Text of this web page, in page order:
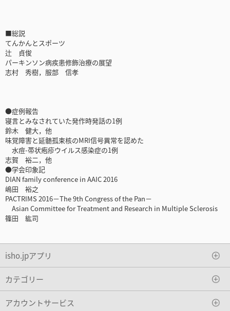
■総説
てんかんとスポーツ
辻 貞俊
パーキンソン病疾患修飾治療の展望
志村 秀樹，服部 信孝
●症例報告
寝言とみなされていた発作時発話の1例
鈴木 健大，他
味覚障害と延髄孤束核のMRI信号異常を認めた
水痘-帯状疱疹ウイルス感染症の1例
志賀 裕二，他
●学会印象記
DIAN family conference in AAIC 2016
嶋田 裕之
PACTRIMS 2016－The 9th Congress of the Pan－
Asian Committee for Treatment and Research in Multiple Sclerosis
篠田 紘司
isho.jpアプリ
カテゴリー
アカウントサービス